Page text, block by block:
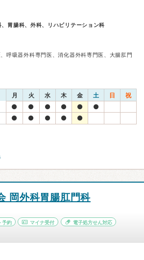
胃腸科、外科、リハビリテーション科
呼吸器外科専門医、消化器外科専門医、大腸肛門
月 火 水 木 金 土 日 祝
岡外科胃腸肛門科
予約 マイナ受付 電子処方せん対応